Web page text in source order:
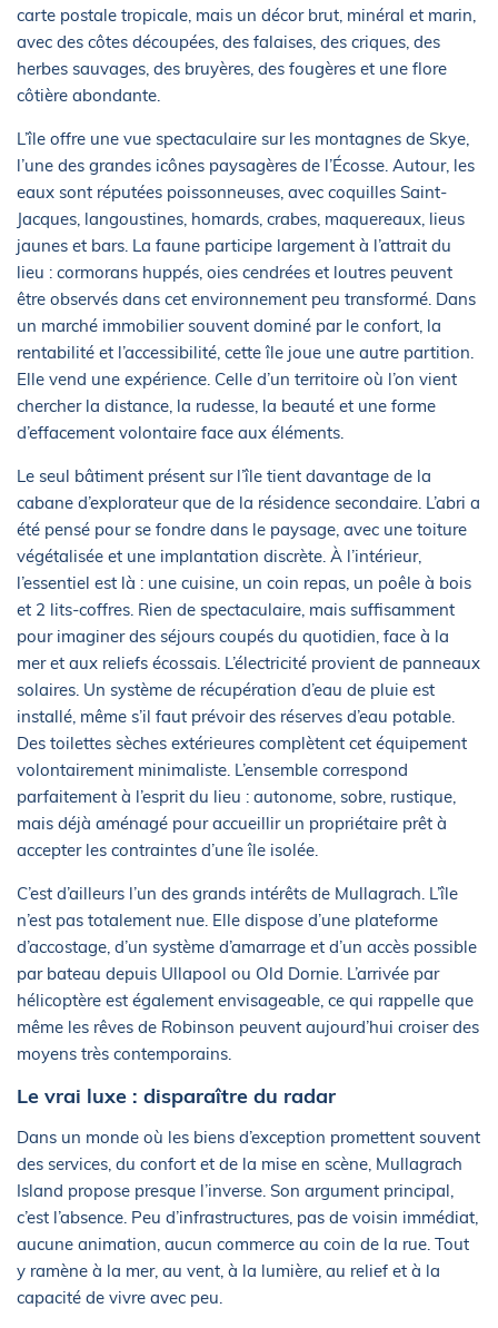
carte postale tropicale, mais un décor brut, minéral et marin,
avec des côtes découpées, des falaises, des criques, des
herbes sauvages, des bruyères, des fougères et une flore
côtière abondante.
L’île offre une vue spectaculaire sur les montagnes de Skye,
l’une des grandes icônes paysagères de l’Écosse. Autour, les
eaux sont réputées poissonneuses, avec coquilles Saint-
Jacques, langoustines, homards, crabes, maquereaux, lieus
jaunes et bars. La faune participe largement à l’attrait du
lieu : cormorans huppés, oies cendrées et loutres peuvent
être observés dans cet environnement peu transformé. Dans
un marché immobilier souvent dominé par le confort, la
rentabilité et l’accessibilité, cette île joue une autre partition.
Elle vend une expérience. Celle d’un territoire où l’on vient
chercher la distance, la rudesse, la beauté et une forme
d’effacement volontaire face aux éléments.
Le seul bâtiment présent sur l’île tient davantage de la
cabane d’explorateur que de la résidence secondaire. L’abri a
été pensé pour se fondre dans le paysage, avec une toiture
végétalisée et une implantation discrète. À l’intérieur,
l’essentiel est là : une cuisine, un coin repas, un poêle à bois
et 2 lits-coffres. Rien de spectaculaire, mais suffisamment
pour imaginer des séjours coupés du quotidien, face à la
mer et aux reliefs écossais. L’électricité provient de panneaux
solaires. Un système de récupération d’eau de pluie est
installé, même s’il faut prévoir des réserves d’eau potable.
Des toilettes sèches extérieures complètent cet équipement
volontairement minimaliste. L’ensemble correspond
parfaitement à l’esprit du lieu : autonome, sobre, rustique,
mais déjà aménagé pour accueillir un propriétaire prêt à
accepter les contraintes d’une île isolée.
C’est d’ailleurs l’un des grands intérêts de Mullagrach. L’île
n’est pas totalement nue. Elle dispose d’une plateforme
d’accostage, d’un système d’amarrage et d’un accès possible
par bateau depuis Ullapool ou Old Dornie. L’arrivée par
hélicoptère est également envisageable, ce qui rappelle que
même les rêves de Robinson peuvent aujourd’hui croiser des
moyens très contemporains.
Le vrai luxe : disparaître du radar
Dans un monde où les biens d’exception promettent souvent
des services, du confort et de la mise en scène, Mullagrach
Island propose presque l’inverse. Son argument principal,
c’est l’absence. Peu d’infrastructures, pas de voisin immédiat,
aucune animation, aucun commerce au coin de la rue. Tout
y ramène à la mer, au vent, à la lumière, au relief et à la
capacité de vivre avec peu.